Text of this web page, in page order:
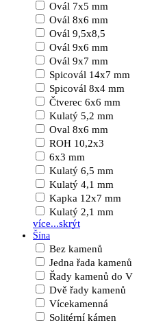
Ovál 7x5 mm
Ovál 8x6 mm
Ovál 9,5x8,5
Ovál 9x6 mm
Ovál 9x7 mm
Spicovál 14x7 mm
Spicovál 8x4 mm
Čtverec 6x6 mm
Kulatý 5,2 mm
Oval 8x6 mm
ROH 10,2x3
6x3 mm
Kulatý 6,5 mm
Kulatý 4,1 mm
Kapka 12x7 mm
Kulatý 2,1 mm
více...skrýt
Šína
Bez kamenů
Jedna řada kamenů
Řady kamenů do V
Dvě řady kamenů
Vícekamenná
Solitérní kámen